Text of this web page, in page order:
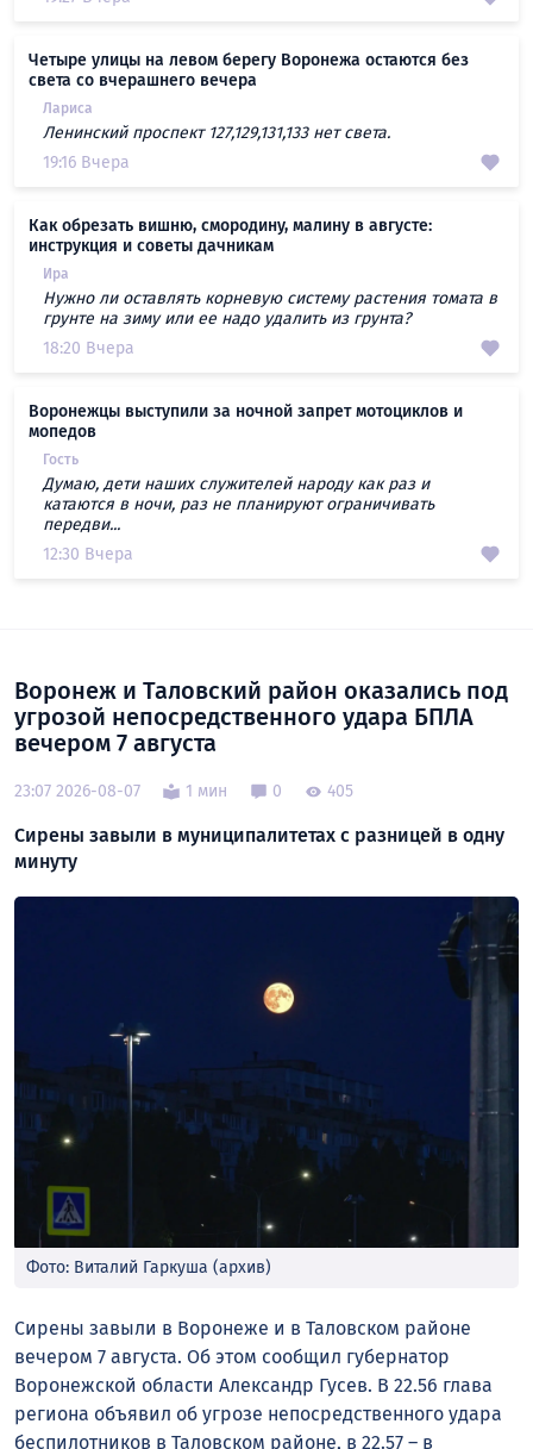
Четыре улицы на левом берегу Воронежа остаются без
света со вчерашнего вечера
Лариса
Ленинский проспект 127,129,131,133 нет света.
19:16 Вчера
Как обрезать вишню, смородину, малину в августе:
инструкция и советы дачникам
Ира
Нужно ли оставлять корневую систему растения томата в
грунте на зиму или ее надо удалить из грунта?
18:20 Вчера
Воронежцы выступили за ночной запрет мотоциклов и
мопедов
Гость
Думаю, дети наших служителей народу как раз и
катаются в ночи, раз не планируют ограничивать
передви...
12:30 Вчера
Воронеж и Таловский район оказались под
угрозой непосредственного удара БПЛА
вечером 7 августа
23:07 2026-08-07 1 мин 0 405
Сирены завыли в муниципалитетах с разницей в одну
минуту
Фото: Виталий Гаркуша (архив)
Сирены завыли в Воронеже и в Таловском районе
вечером 7 августа. Об этом сообщил губернатор
Воронежской области Александр Гусев. В 22.56 глава
региона объявил об угрозе непосредственного удара
беспилотников в Таловском районе, в 22.57 – в